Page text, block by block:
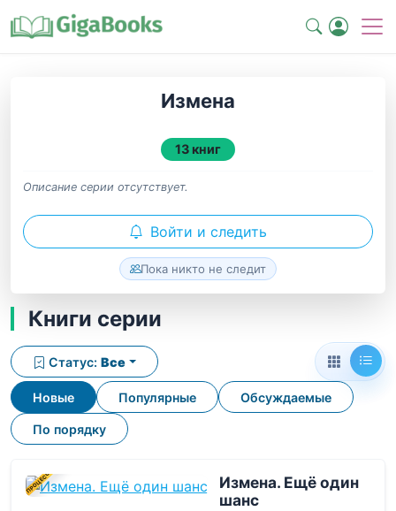
Измена
13 книг
Описание серии отсутствует.
Войти и следить
Пока никто не следит
Книги серии
Новые Популярные Обсуждаемые
По порядку
Статус: Все
В ПРОЦЕССЕ
Измена. Ещё один
шанс